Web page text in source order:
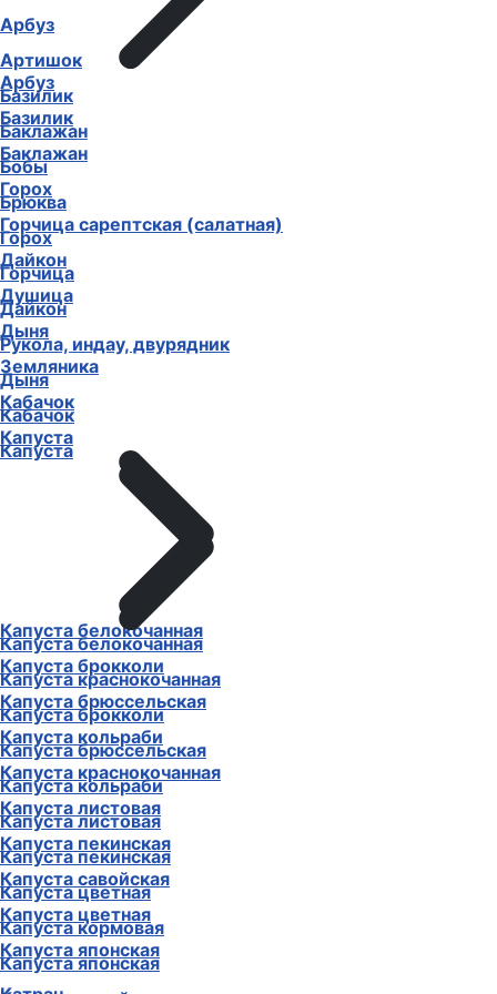
Арбуз
Базилик
Баклажан
Горох
Горчица сарептская (салатная)
Дайкон
Душица
Дыня
Земляника
Кабачок
Капуста
Капуста белокочанная
Капуста брокколи
Капуста брюссельская
Капуста кольраби
Капуста краснокочанная
Капуста листовая
Капуста пекинская
Капуста савойская
Капуста цветная
Капуста японская
Арбуз
Артишок
Базилик
Баклажан
Бобы
Брюква
Горох
Горчица
Дайкон
Рукола, индау, двурядник
Дыня
Кабачок
Капуста
Капуста белокочанная
Капуста краснокочанная
Капуста брокколи
Капуста брюссельская
Капуста кольраби
Капуста листовая
Капуста пекинская
Капуста цветная
Капуста кормовая
Капуста японская